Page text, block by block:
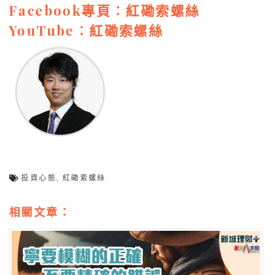
Facebook專頁︰ 紅磡索螺絲
YouTube︰ 紅磡索螺絲
投資心態 紅磡索螺絲
相關文章：